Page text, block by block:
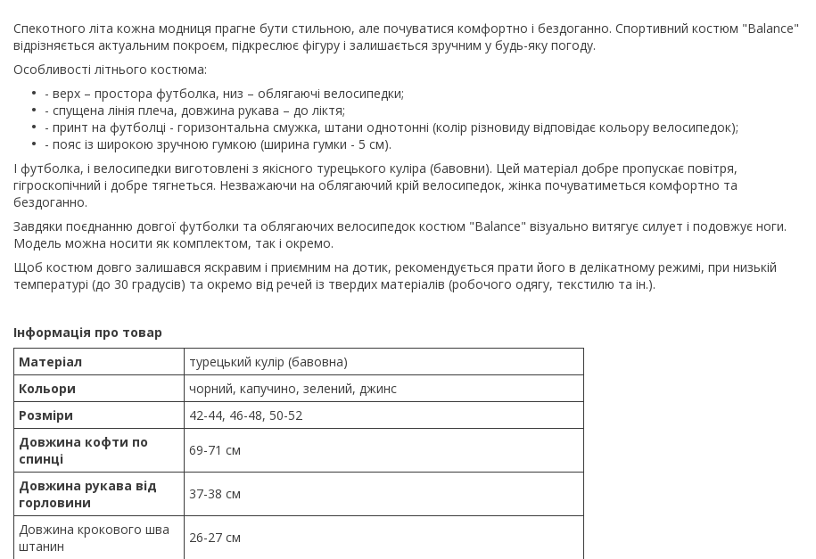
Спекотного літа кожна модниця прагне бути стильною, але почуватися комфортно і бездоганно. Спортивний костюм "Balance"
відрізняється актуальним покроєм, підкреслює фігуру і залишається зручним у будь-яку погоду.
Особливості літнього костюма:
- верх – простора футболка, низ – облягаючі велосипедки;
- спущена лінія плеча, довжина рукава – до ліктя;
- принт на футболці - горизонтальна смужка, штани однотонні (колір різновиду відповідає кольору велосипедок);
- пояс із широкою зручною гумкою (ширина гумки - 5 см).
І футболка, і велосипедки виготовлені з якісного турецького куліра (бавовни). Цей матеріал добре пропускає повітря,
гігроскопічний і добре тягнеться. Незважаючи на облягаючий крій велосипедок, жінка почуватиметься комфортно та
бездоганно.
Завдяки поєднанню довгої футболки та облягаючих велосипедок костюм "Balance" візуально витягує силует і подовжує ноги.
Модель можна носити як комплектом, так і окремо.
Щоб костюм довго залишався яскравим і приємним на дотик, рекомендується прати його в делікатному режимі, при низькій
температурі (до 30 градусів) та окремо від речей із твердих матеріалів (робочого одягу, текстилю та ін.).
Інформація про товар
Матеріал
турецький кулір (бавовна)
Кольори
чорний, капучино, зелений, джинс
Розміри
42-44, 46-48, 50-52
Довжина кофти по
спинці
69-71 см
Довжина рукава від
горловини
37-38 см
Довжина крокового шва
штанин
26-27 см